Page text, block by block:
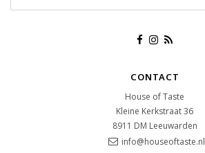
CONTACT
House of Taste
Kleine Kerkstraat 36
8911 DM Leeuwarden
info@houseoftaste.nl